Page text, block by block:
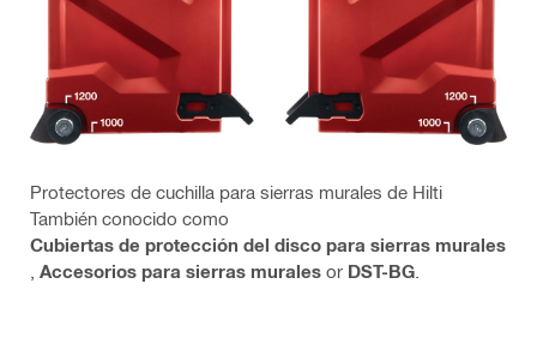
Protectores de cuchilla para sierras murales de Hilti
También conocido como
Cubiertas de protección del disco para sierras murales
Accesorios para sierras murales or DST-BG